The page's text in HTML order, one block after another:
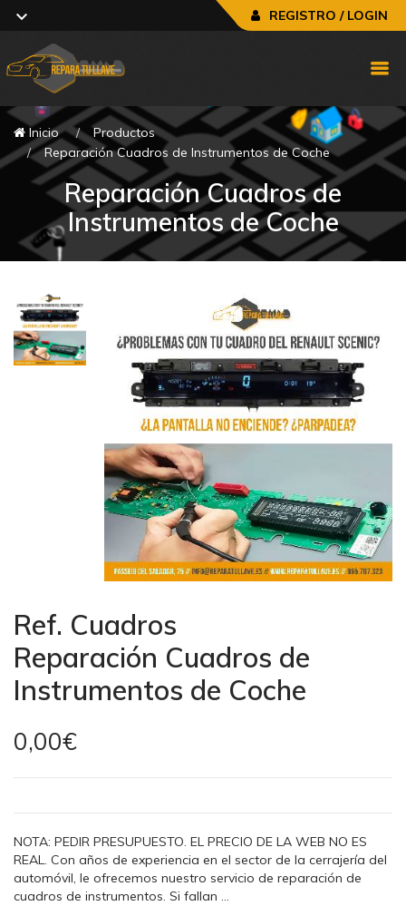
REGISTRO / LOGIN
Inicio
Productos
Reparación Cuadros de Instrumentos de Coche
Reparación Cuadros de
Instrumentos de Coche
Ref. Cuadros
Reparación Cuadros de
Instrumentos de Coche
0,00€
NOTA: PEDIR PRESUPUESTO. EL PRECIO DE LA WEB NO ES
REAL. Con años de experiencia en el sector de la cerrajería del
automóvil, le ofrecemos nuestro servicio de reparación de
cuadros de instrumentos. Si fallan ...